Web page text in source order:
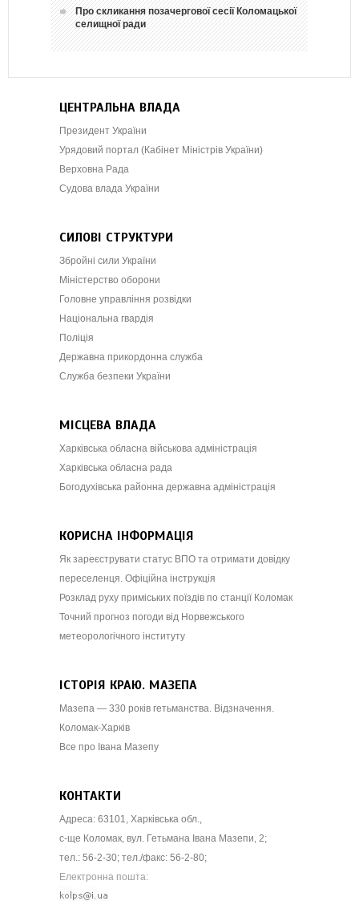
Про скликання позачергової сесії Коломацької
селищної ради
ЦЕНТРАЛЬНА ВЛАДА
Президент України
Урядовий портал (Кабінет Міністрів України)
Верховна Рада
Судова влада України
СИЛОВІ СТРУКТУРИ
Збройні сили України
Міністерство оборони
Головне управління розвідки
Національна гвардія
Поліція
Державна прикордонна служба
Служба безпеки України
МІСЦЕВА ВЛАДА
Харківська обласна військова адміністрація
Харківська обласна рада
Богодухівська районна державна адміністрація
КОРИСНА ІНФОРМАЦІЯ
Як зареєструвати статус ВПО та отримати довідку
переселенця. Офіційна інструкція
Розклад руху приміських поїздів по станції Коломак
Точний прогноз погоди від Норвежського
метеорологічного інституту
ІСТОРІЯ КРАЮ. МАЗЕПА
Мазепа — 330 років гетьманства. Відзначення.
Коломак-Харків
Все про Івана Мазепу
КОНТАКТИ
Адреса: 63101, Харківська обл.,
с-ще Коломак, вул. Гетьмана Івана Мазепи, 2;
тел.: 56-2-30; тел./факс: 56-2-80;
Електронна пошта: